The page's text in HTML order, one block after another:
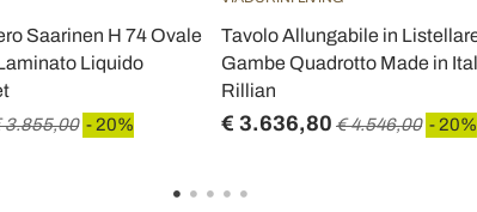
Saarinen H 74 Ovale
Liquido
3.855,00 - 20%
Tavolo Allungabile in
Gambe Quadrotto Made in
Rillian
€ 3.636,80 € 4.546,00 - 20%